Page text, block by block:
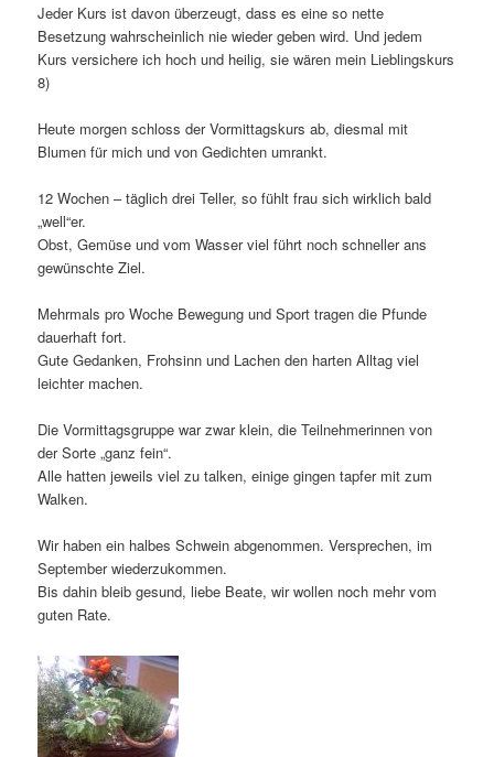
Jeder Kurs ist davon überzeugt, dass es eine so nette
Besetzung wahrscheinlich nie wieder geben wird. Und jedem
Kurs versichere ich hoch und heilig, sie wären mein Lieblingskurs
8)
Heute morgen schloss der Vormittagskurs ab, diesmal mit
Blumen für mich und von Gedichten umrankt.
12 Wochen – täglich drei Teller, so fühlt frau sich wirklich bald
„well“er.
Obst, Gemüse und vom Wasser viel führt noch schneller ans
gewünschte Ziel.
Mehrmals pro Woche Bewegung und Sport tragen die Pfunde
dauerhaft fort.
Gute Gedanken, Frohsinn und Lachen den harten Alltag viel
leichter machen.
Die Vormittagsgruppe war zwar klein, die Teilnehmerinnen von
der Sorte „ganz fein“.
Alle hatten jeweils viel zu talken, einige gingen tapfer mit zum
Walken.
Wir haben ein halbes Schwein abgenommen. Versprechen, im
September wiederzukommen.
Bis dahin bleib gesund, liebe Beate, wir wollen noch mehr vom
guten Rate.